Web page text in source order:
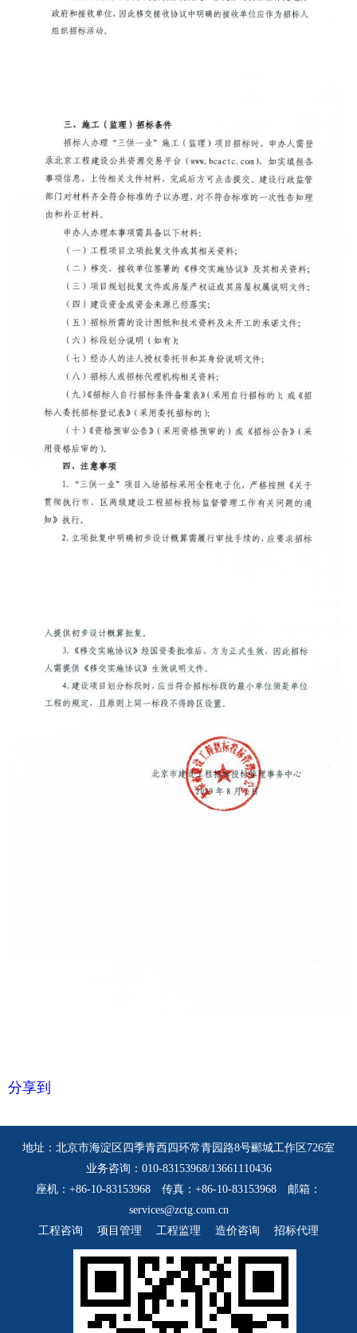
分享到
地址：北京市海淀区四季青西四环常青园路8号郦城工作区726室
业务咨询：010-83153968/13661110436
座机：+86-10-83153968 传真：+86-10-83153968 邮箱：
services@zctg.com.cn
工程咨询
项目管理 工程监理 造价咨询 招标代理